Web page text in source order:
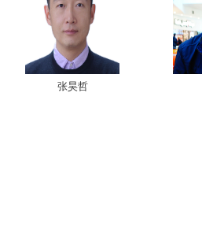
张昊哲